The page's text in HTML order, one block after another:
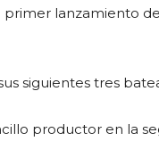
lanzamiento
siguientes tres
productor en la